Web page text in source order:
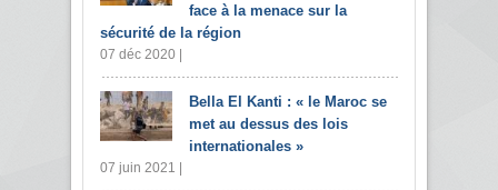
face à la menace sur la
sécurité de la région
07 déc 2020 |
Bella El Kanti : « le Maroc se
met au dessus des lois
internationales »
07 juin 2021 |